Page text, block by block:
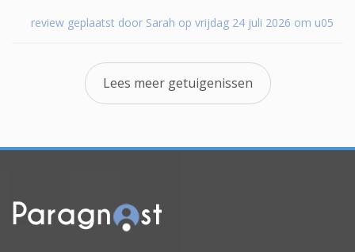
review geplaatst door Sarah op vrijdag 24 juli 2026 om u05
Lees meer getuigenissen